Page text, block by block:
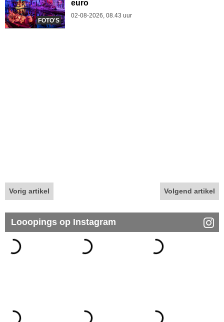
FOTO'S
euro
02-08-2026, 08.43 uur
Vorig artikel Volgend artikel
Looopings op Instagram